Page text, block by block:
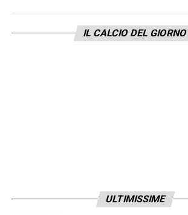
IL CALCIO DEL GIORNO
ULTIMISSIME